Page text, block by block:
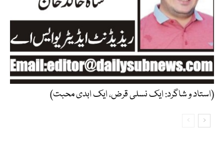
(استاد و شاگرد: ایک نسلی قرض، ایک ابدی محبت)